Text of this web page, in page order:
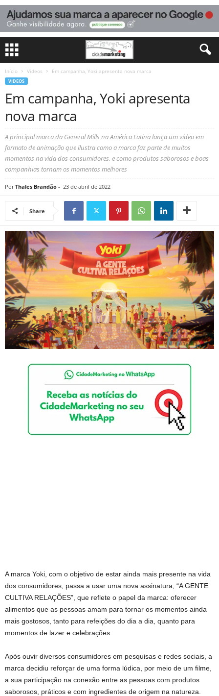
Início Videos Em campanha, Yoki apresenta nova marca
VIDEOS
Em campanha, Yoki apresenta
nova marca
A principal marca da General Mills na América Latina lança um vídeo em
formato de animação que ilustra como a marca faz parte de muitos
momentos na vida dos consumidores, e como produtos saborosos e boas
companhias tornam os momentos melhores
Por Thales Brandão - 23 de abril de 2022
Share
A marca Yoki, com o objetivo de estar ainda mais presente na vida
dos consumidores, passa a usar uma nova assinatura, “A GENTE
CULTIVA RELAÇÕES”, que reflete o papel da marca: oferecer
alimentos que as pessoas amam para tornar os momentos ainda
mais gostosos, tanto para refeições do dia a dia, quanto para
momentos de lazer e celebrações.
Após ouvir diversos consumidores em pesquisas e redes sociais, a
marca decidiu reforçar de uma forma lúdica, por meio de um filme,
a sua participação na conexão entre as pessoas com produtos
saborosos, práticos e com ingredientes de origem na natureza.